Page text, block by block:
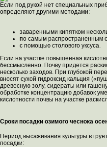
Если под рукой нет специальных
определяют другими методами:
заваренными кипятком
по самым распространенным
с помощью столового уксуса.
Если на участке повышенная
бессмысленно. Почву придется
несколько заходов. При глубокой
вносят сухой гидроксид кальция
древесную золу, сидераты или
обработке концентрацию добавок
кислотности почвы на участке
Сроки посадки озимого чеснока
Период высаживания культуры в
посадки: